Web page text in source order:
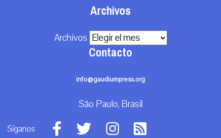
Archivos
Archivos
Contacto
info@gaudiumpress.org
São Paulo, Brasil
Síganos